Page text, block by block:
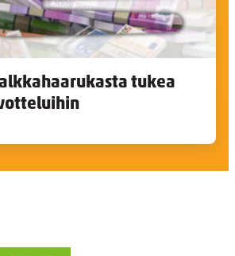
tukea